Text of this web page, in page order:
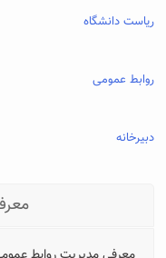
ریاست دانشگاه
روابط عمومی
دبیرخانه